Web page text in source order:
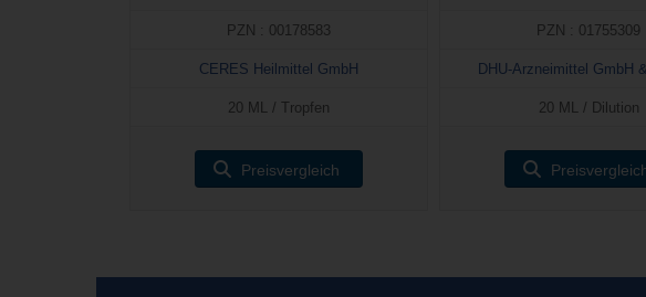
PZN : 00178583
CERES Heilmittel GmbH
20 ML / Tropfen
Preisvergleich
PZN : 01755309
DHU-Arzneimittel GmbH
20 ML / Dilution